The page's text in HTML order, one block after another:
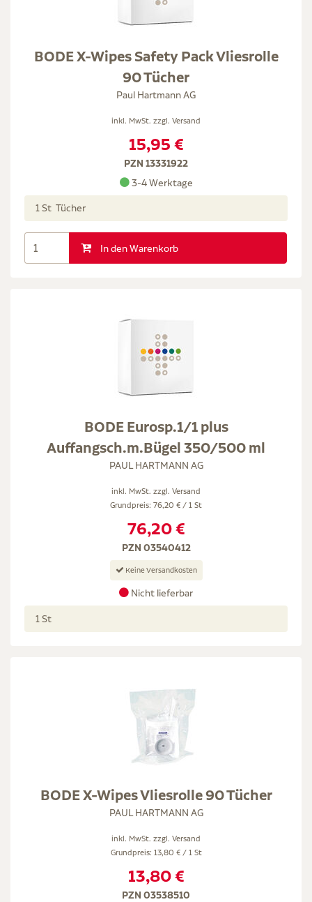
BODE X-Wipes Safety Pack Vliesrolle
90 Tücher
Paul Hartmann AG
inkl. MwSt. zzgl. Versand
15,95 €
PZN 13331922
3-4 Werktage
1 St Tücher
In den Warenkorb
BODE Eurosp.1/1 plus
Auffangsch.m.Bügel 350/500 ml
PAUL HARTMANN AG
inkl. MwSt. zzgl. Versand
Grundpreis: 76,20 € / 1 St
76,20 €
PZN 03540412
Keine Versandkosten
Nicht lieferbar
1 St
BODE X-Wipes Vliesrolle 90 Tücher
PAUL HARTMANN AG
inkl. MwSt. zzgl. Versand
Grundpreis: 13,80 € / 1 St
13,80 €
PZN 03538510